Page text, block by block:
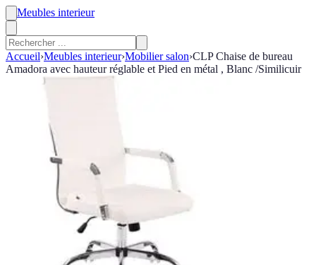
Meubles interieur
Accueil›Meubles interieur›Mobilier salon›CLP Chaise de bureau
Amadora avec hauteur réglable et Pied en métal , Blanc /Similicuir